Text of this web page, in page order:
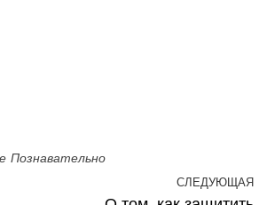
Познавательно
по записям СЛЕДУЮЩАЯ